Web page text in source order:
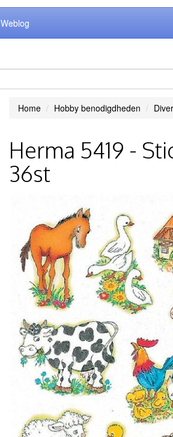
Weblog
Home Hobby benodigdheden
Herma 5419 -
36st